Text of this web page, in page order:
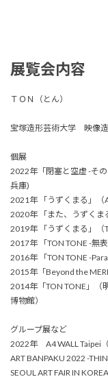
展覧会内容
ＴＯＮ（とん）
宝塚造形芸術大学 映像
個展
2022年「閉塞と空虚 -そ
兵庫)
2021年 「うずくまる」
2020年 「また、うずく
2019年 「うずくまる」
2017年 「TON TONE -無
2016年 「TON TONE -
2015年「Beyond the
2014年「TON TONE」
博物館）
グループ展など
2022年 A4 WALL Taipei
ART BANPAKU 2022 -
SEOUL ART FAIR IN